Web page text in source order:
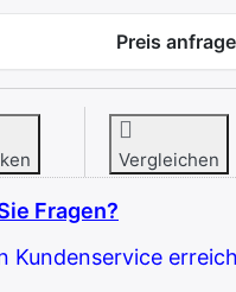
Preis
Vergleichen
Fragen?
Kundenservice